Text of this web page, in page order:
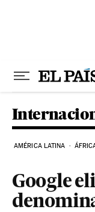
AMÉRICA LATINA
Google